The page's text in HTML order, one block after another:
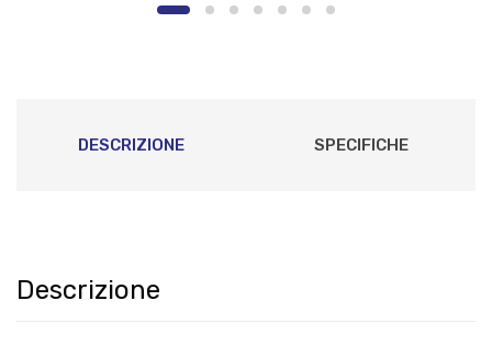
DESCRIZIONE SPECIFICHE
Descrizione